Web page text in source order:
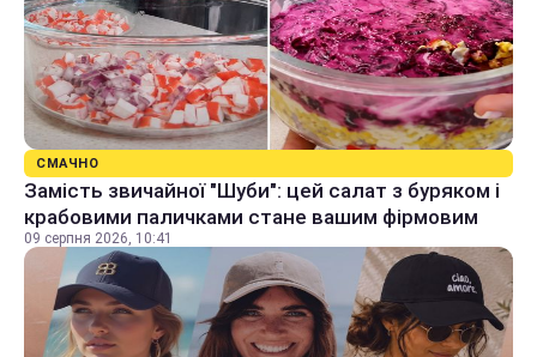
СМАЧНО
Замість звичайної "Шуби": цей салат з буряком і
крабовими паличками стане вашим фірмовим
09 серпня 2026, 10:41